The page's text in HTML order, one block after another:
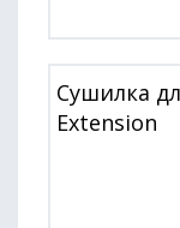
Сушилка
Extension